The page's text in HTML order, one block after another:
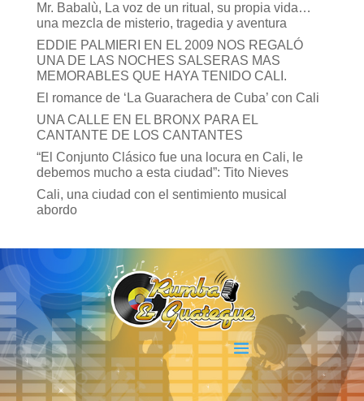
Mr. Babalù, La voz de un ritual, su propia vida…
una mezcla de misterio, tragedia y aventura
EDDIE PALMIERI EN EL 2009 NOS REGALÓ
UNA DE LAS NOCHES SALSERAS MAS
MEMORABLES QUE HAYA TENIDO CALI.
El romance de ‘La Guarachera de Cuba’ con Cali
UNA CALLE EN EL BRONX PARA EL
CANTANTE DE LOS CANTANTES
“El Conjunto Clásico fue una locura en Cali, le
debemos mucho a esta ciudad”: Tito Nieves
Cali, una ciudad con el sentimiento musical
abordo